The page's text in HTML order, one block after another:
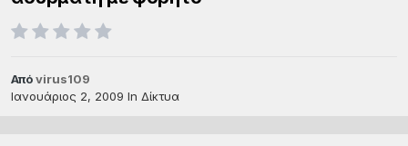
Απόvirus109
Ιανουάριος 2, 2009 In Δίκτυα